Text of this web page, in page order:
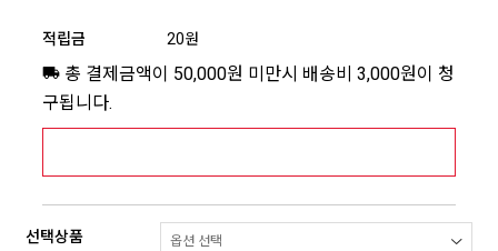
적립금 20원
총 결제금액이 50,000원 미만시 배송비 3,000원이 청
구됩니다.
선택상품